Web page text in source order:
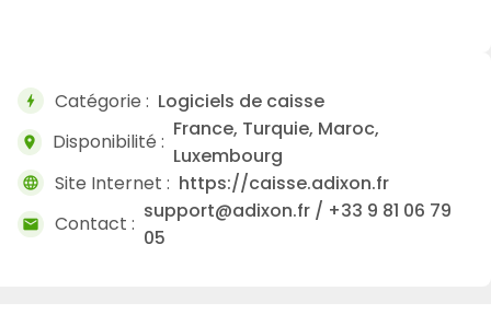
bolt Catégorie : Logiciels de caisse
location_on Disponibilité :
France, Turquie, Maroc,
Luxembourg
language Site Internet : https://caisse.adixon.fr
mail Contact :
support@adixon.fr / +33 9 81 06 79
05